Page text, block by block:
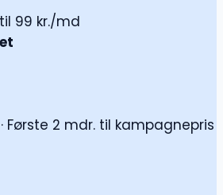
99 kr./md
Første 2 mdr. til kampagnepris